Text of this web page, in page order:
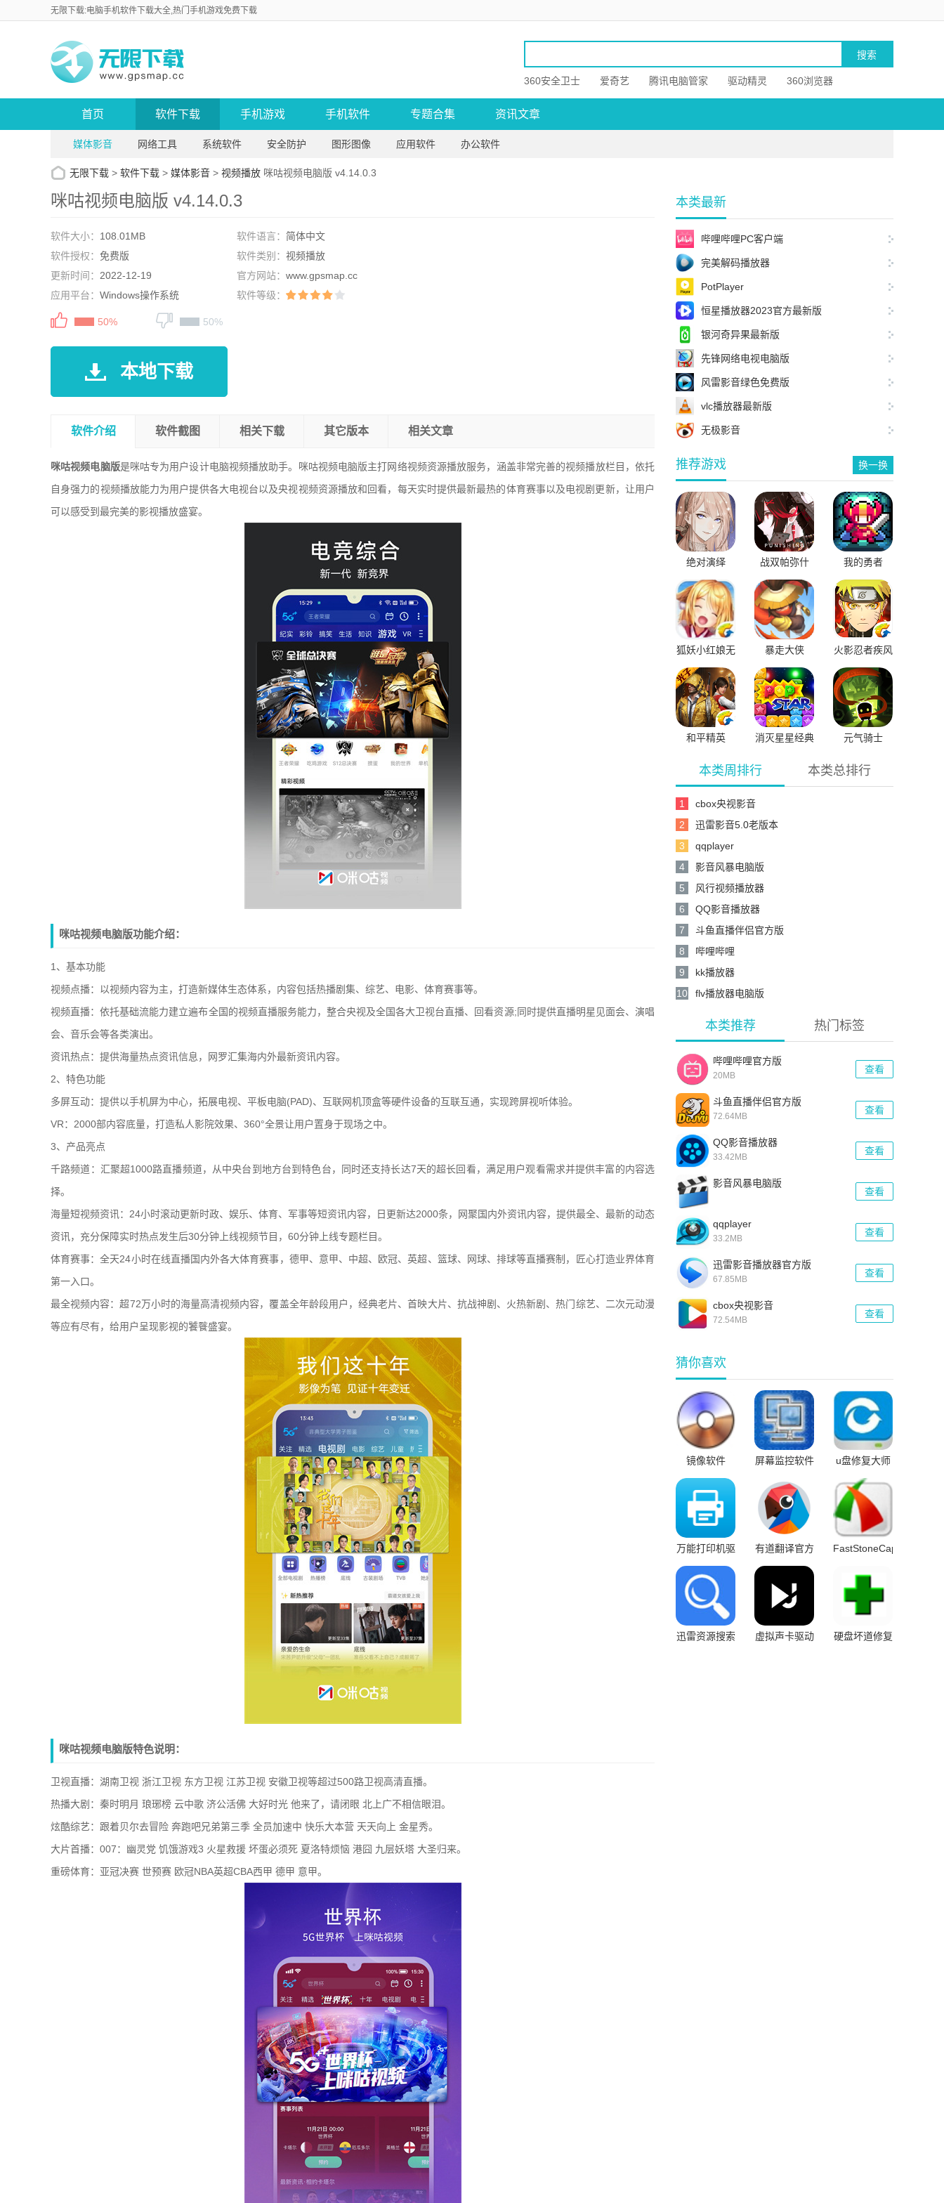
无限下载:电脑手机软件下载大全,热门手机游戏免费下载
360安全卫士 爱奇艺 腾讯电脑管家 驱动精灵 360浏览器
首页 软件下载 手机游戏 手机软件 专题合集 资讯文章
媒体影音 网络工具 系统软件 安全防护 图形图像 应用软件 办公软件
无限下载 > 软件下载 > 媒体影音 > 视频播放 咪咕视频电脑版 v4.14.0.3
咪咕视频电脑版 v4.14.0.3
软件大小： 108.01MB 软件语言： 简体中文
软件授权： 免费版 软件类别： 视频播放
更新时间： 2022-12-19 官方网站： www.gpsmap.cc
应用平台： Windows操作系统 软件等级：
50% 50%
本地下载
软件介绍 软件截图 相关下载 其它版本 相关文章
咪咕视频电脑版是咪咕专为用户设计电脑视频播放助手。咪咕视频电脑版主打网络视频资源播放服务，涵盖非常完善的视频播放栏目，依托
自身强力的视频播放能力为用户提供各大电视台以及央视视频资源播放和回看，每天实时提供最新最热的体育赛事以及电视剧更新，让用户
可以感受到最完美的影视播放盛宴。
咪咕视频电脑版功能介绍：
1、基本功能
视频点播：以视频内容为主，打造新媒体生态体系，内容包括热播剧集、综艺、电影、体育赛事等。
视频直播：依托基础流能力建立遍布全国的视频直播服务能力，整合央视及全国各大卫视台直播、回看资源;同时提供直播明星见面会、演唱
会、音乐会等各类演出。
资讯热点：提供海量热点资讯信息，网罗汇集海内外最新资讯内容。
2、特色功能
多屏互动：提供以手机屏为中心，拓展电视、平板电脑(PAD)、互联网机顶盒等硬件设备的互联互通，实现跨屏视听体验。
VR：2000部内容底量，打造私人影院效果、360°全景让用户置身于现场之中。
3、产品亮点
千路频道：汇聚超1000路直播频道，从中央台到地方台到特色台，同时还支持长达7天的超长回看，满足用户观看需求并提供丰富的内容选
择。
海量短视频资讯：24小时滚动更新时政、娱乐、体育、军事等短资讯内容，日更新达2000条，网聚国内外资讯内容，提供最全、最新的动态
资讯，充分保障实时热点发生后30分钟上线视频节目，60分钟上线专题栏目。
体育赛事：全天24小时在线直播国内外各大体育赛事，德甲、意甲、中超、欧冠、英超、篮球、网球、排球等直播赛制，匠心打造业界体育
第一入口。
最全视频内容：超72万小时的海量高清视频内容，覆盖全年龄段用户，经典老片、首映大片、抗战神剧、火热新剧、热门综艺、二次元动漫
等应有尽有，给用户呈现影视的饕餮盛宴。
咪咕视频电脑版特色说明：
卫视直播：湖南卫视 浙江卫视 东方卫视 江苏卫视 安徽卫视等超过500路卫视高清直播。
热播大剧：秦时明月 琅琊榜 云中歌 济公活佛 大好时光 他来了，请闭眼 北上广不相信眼泪。
炫酷综艺：跟着贝尔去冒险 奔跑吧兄弟第三季 全员加速中 快乐大本营 天天向上 金星秀。
大片首播：007：幽灵党 饥饿游戏3 火星救援 坏蛋必须死 夏洛特烦恼 港囧 九层妖塔 大圣归来。
重磅体育：亚冠决赛 世预赛 欧冠NBA英超CBA西甲 德甲 意甲。
本类最新
哔哩哔哩PC客户端
完美解码播放器
PotPlayer
恒星播放器2023官方最新版
银河奇异果最新版
先锋网络电视电脑版
风雷影音绿色免费版
vlc播放器最新版
无极影音
推荐游戏 换一换
绝对演绎 战双帕弥什 我的勇者
狐妖小红娘无
暴走大侠
火影忍者疾风
和平精英
消灭星星经典
元气骑士
本类周排行 本类总排行
1
cbox央视影音
2
迅雷影音5.0老版本
3
qqplayer
4
影音风暴电脑版
5
风行视频播放器
6
QQ影音播放器
7
斗鱼直播伴侣官方版
8
哔哩哔哩
9
kk播放器
10
flv播放器电脑版
本类推荐 热门标签
查看
哔哩哔哩官方版
20MB
查看
斗鱼直播伴侣官方版
72.64MB
查看
QQ影音播放器
33.42MB
查看
影音风暴电脑版
查看
qqplayer
33.2MB
查看
迅雷影音播放器官方版
67.85MB
查看
cbox央视影音
72.54MB
猜你喜欢
镜像软件
屏幕监控软件
u盘修复大师
万能打印机驱
有道翻译官方
FastStoneCapture
迅雷资源搜索
虚拟声卡驱动
硬盘坏道修复